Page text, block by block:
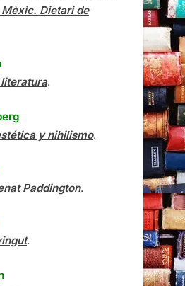
Dietari de
.
y nihilismo.
Paddington.
.